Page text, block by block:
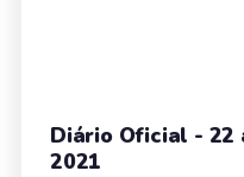
Diário Oficial - 22
2021